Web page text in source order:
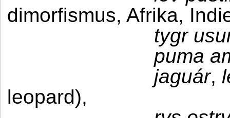
dimorfismus, Afrika,
tygr
puma
jaguár,
leopard),